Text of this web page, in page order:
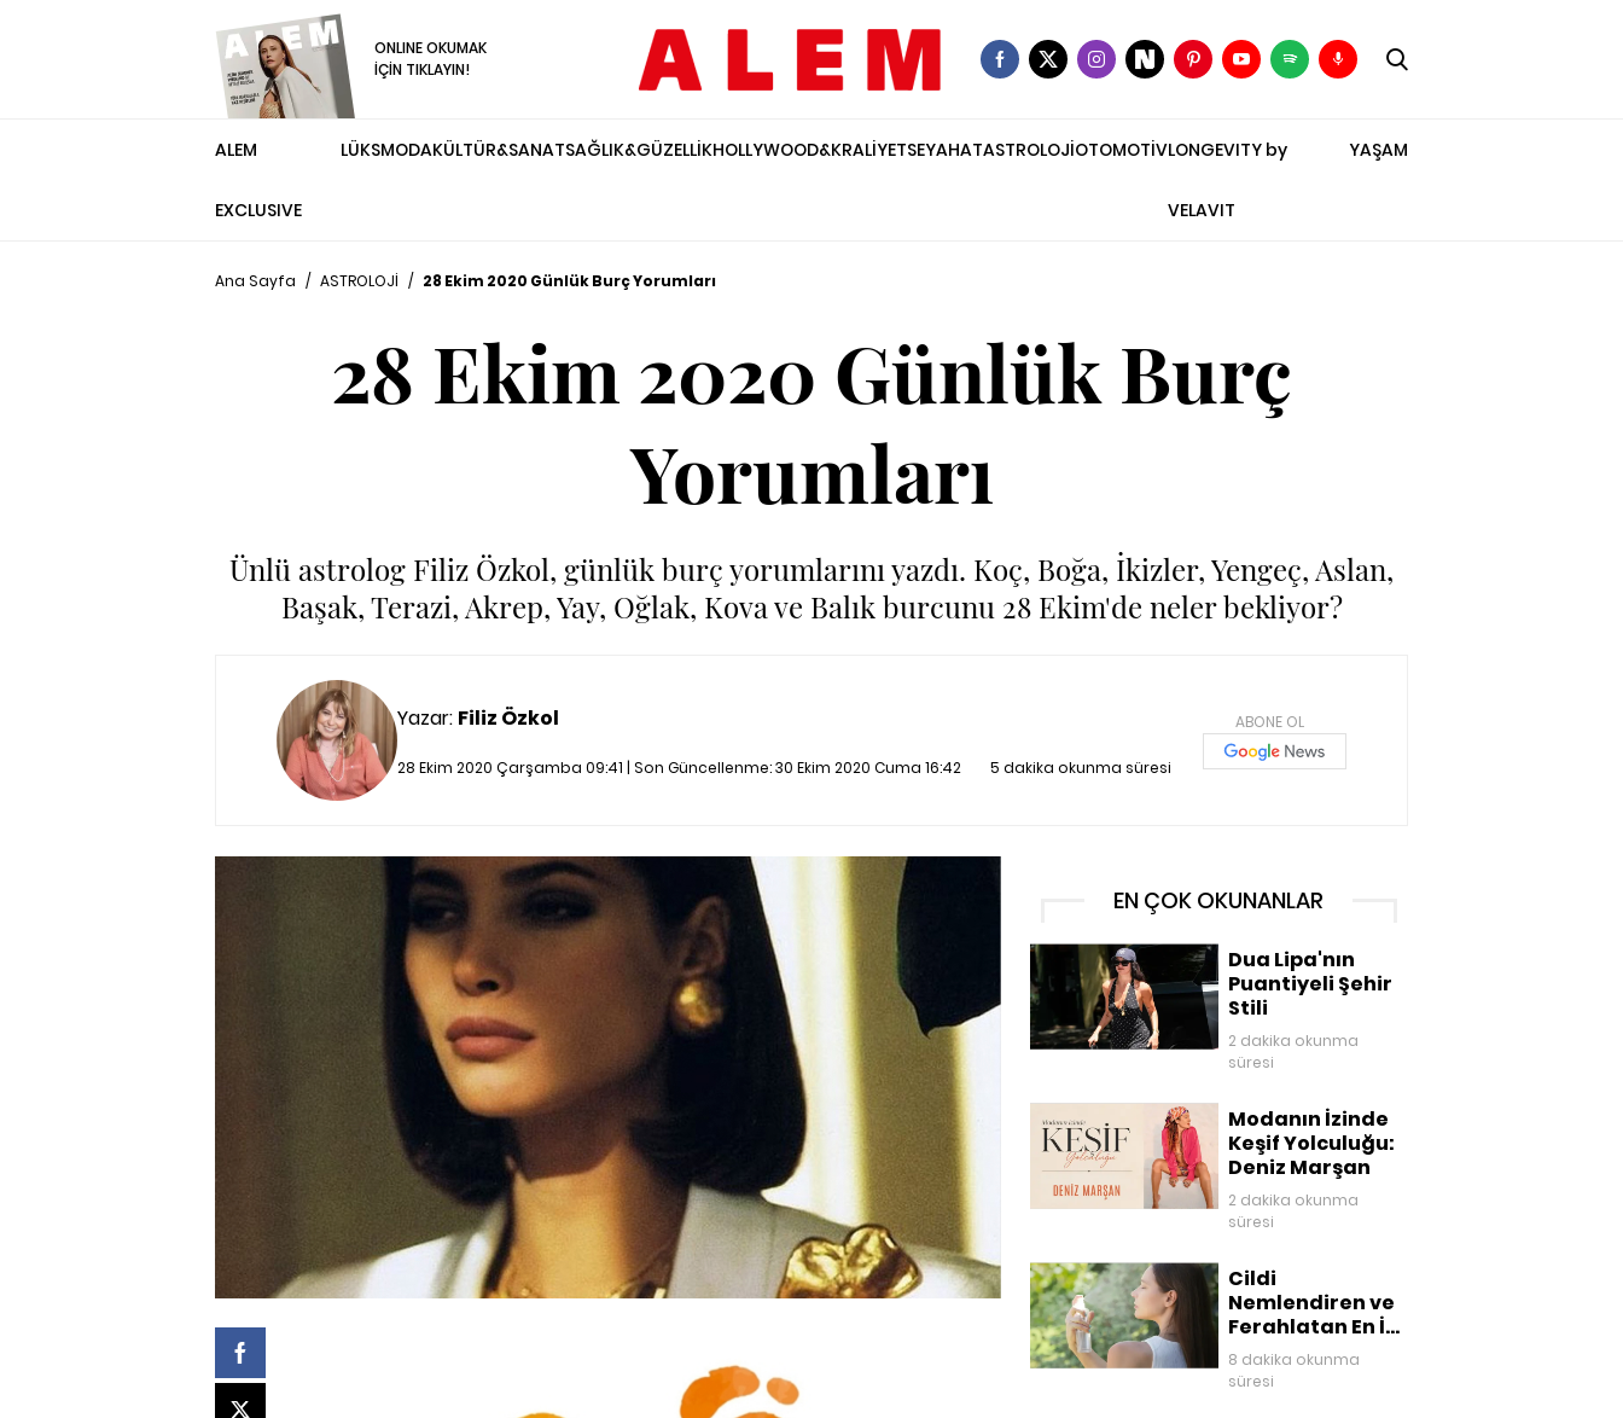
ONLINE OKUMAK
İÇİN TIKLAYIN!
ALEM
EXCLUSIVE
LÜKSMODAKÜLTÜR&SANATSAĞLIK&GÜZELLİKHOLLYWOOD&KRALİYETSEYAHATASTROLOJİOTOMOTİVLONGEVITY by
VELAVIT
YAŞAM
Ana Sayfa / ASTROLOJİ / 28 Ekim 2020 Günlük Burç Yorumları
28 Ekim 2020 Günlük Burç
Yorumları
Ünlü astrolog Filiz Özkol, günlük burç yorumlarını yazdı. Koç, Boğa, İkizler, Yengeç, Aslan,
Başak, Terazi, Akrep, Yay, Oğlak, Kova ve Balık burcunu 28 Ekim'de neler bekliyor?
Yazar: Filiz Özkol
28 Ekim 2020 Çarşamba 09:41 | Son Güncellenme:30 Ekim 2020 Cuma 16:42 5 dakika okunma süresi
ABONE OL
EN ÇOK OKUNANLAR
Dua Lipa'nın
Puantiyeli Şehir
Stili
2 dakika okunma
süresi
Modanın İzinde
Keşif Yolculuğu:
Deniz Marşan
2 dakika okunma
süresi
Cildi
Nemlendiren ve
Ferahlatan En İyi
Yüz Mistleri
8 dakika okunma
süresi